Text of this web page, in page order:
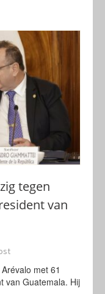
tegen
van
met 61
van Guatemala. Hij